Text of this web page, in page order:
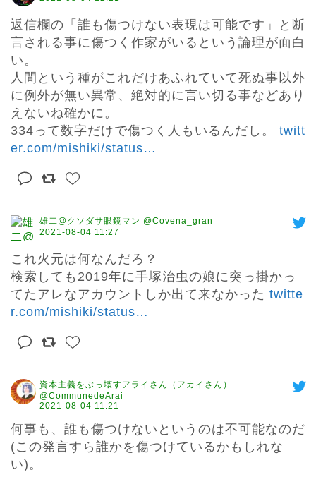
返信欄の「誰も傷つけない表現は可能です」と断
言される事に傷つく作家がいるという論理が面白
い。
人間という種がこれだけあふれていて死ぬ事以外
に例外が無い異常、絶対的に言い切る事などあり
えないね確かに。
334って数字だけで傷つく人もいるんだし。 twitt
er.com/mishiki/status…
雄二@クソダサ眼鏡マン @Covena_gran
2021-08-04 11:27
これ火元は何なんだろ？
検索しても2019年に手塚治虫の娘に突っ掛かっ
てたアレなアカウントしか出て来なかった twitte
r.com/mishiki/status…
資本主義をぶっ壊すアライさん（アカイさん）
@CommunedeArai
2021-08-04 11:21
何事も、誰も傷つけないというのは不可能なのだ
(この発言すら誰かを傷つけているかもしれな
い)。